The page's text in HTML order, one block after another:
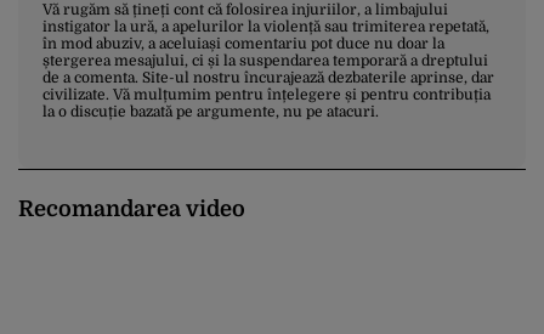
Vă rugăm să țineți cont că folosirea injuriilor, a limbajului
instigator la ură, a apelurilor la violență sau trimiterea repetată,
în mod abuziv, a aceluiași comentariu pot duce nu doar la
ștergerea mesajului, ci și la suspendarea temporară a dreptului
de a comenta. Site-ul nostru încurajează dezbaterile aprinse, dar
civilizate. Vă mulțumim pentru înțelegere și pentru contribuția
la o discuție bazată pe argumente, nu pe atacuri.
Recomandarea video